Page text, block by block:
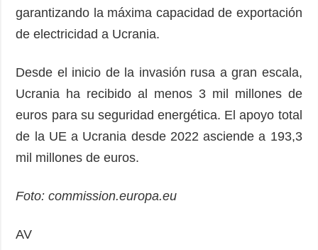
garantizando la máxima capacidad de exportación
de electricidad a Ucrania.
Desde el inicio de la invasión rusa a gran escala,
Ucrania ha recibido al menos 3 mil millones de
euros para su seguridad energética. El apoyo total
de la UE a Ucrania desde 2022 asciende a 193,3
mil millones de euros.
Foto: commission.europa.eu
AV